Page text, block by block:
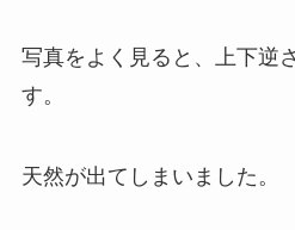
写真をよく見ると、上下逆
す。
天然が出てしまいました。